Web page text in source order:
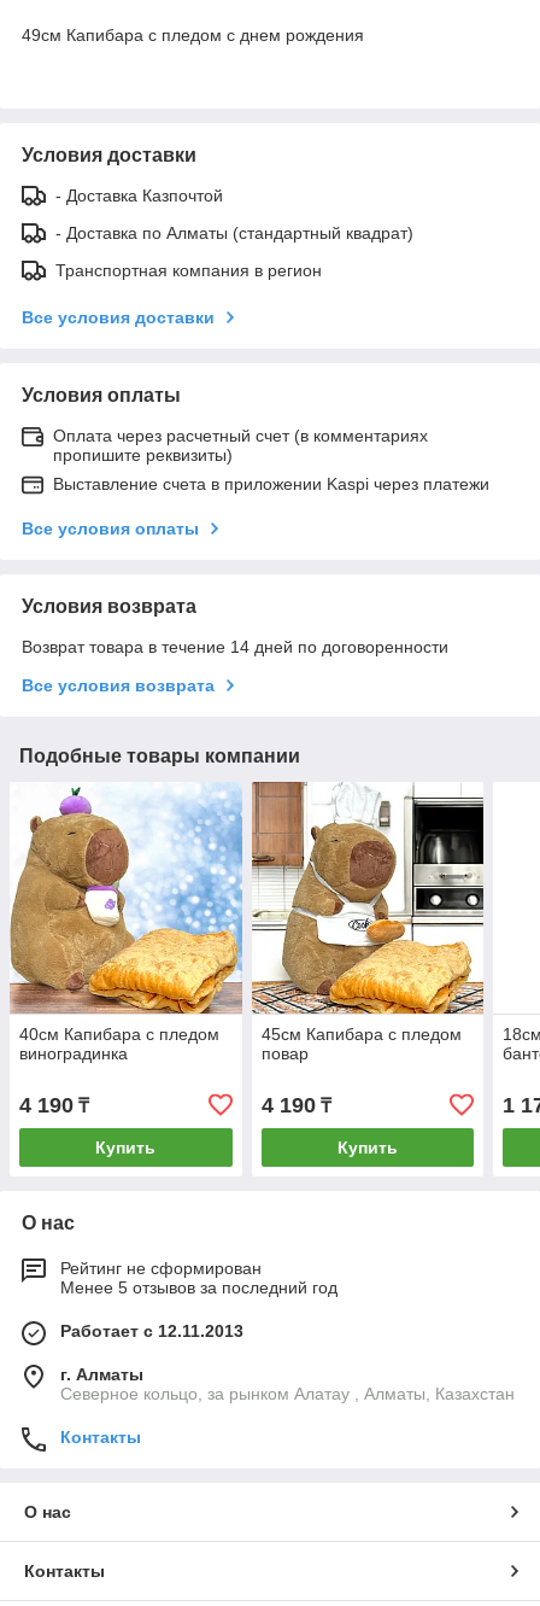
49см Капибара с пледом с днем рождения
Условия доставки
- Доставка Казпочтой
- Доставка по Алматы (стандартный квадрат)
Транспортная компания в регион
Все условия доставки
Условия оплаты
Оплата через расчетный счет (в комментариях
пропишите реквизиты)
Выставление счета в приложении Kaspi через платежи
Все условия оплаты
Условия возврата
Возврат товара в течение 14 дней по договоренности
Все условия возврата
Подобные товары компании
40см Капибара с пледом
виноградинка
4 190 ₸
Купить
45см Капибара с пледом
повар
4 190₸
Купить
1
О нас
Рейтинг не сформирован
Менее 5 отзывов за последний год
Работает с 12.11.2013
г. Алматы
Северное кольцо, за рынком Алатау , Алматы, Казахстан
Контакты
О нас
Контакты